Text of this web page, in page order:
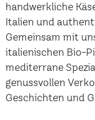
handwerkliche
Italien und
Gemeinsam mit
italienischen Bio-
mediterrane
genussvollen
Geschichten und